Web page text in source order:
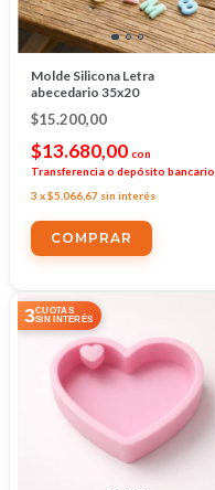
Molde Silicona Letra
abecedario 35x20
$15.200,00
$13.680,00 con
Transferencia o depósito bancario
3 x$5.066,67 sin interés
3CUOTAS
SIN INTERÉS